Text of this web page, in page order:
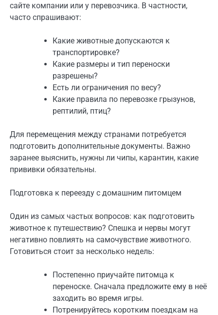
сайте компании или у перевозчика. В частности,
часто спрашивают:
Какие животные допускаются к
транспортировке?
Какие размеры и тип переноски
разрешены?
Есть ли ограничения по весу?
Какие правила по перевозке грызунов,
рептилий, птиц?
Для перемещения между странами потребуется
подготовить дополнительные документы. Важно
заранее выяснить, нужны ли чипы, карантин, какие
прививки обязательны.
Подготовка к переезду с домашним питомцем
Один из самых частых вопросов: как подготовить
животное к путешествию? Спешка и нервы могут
негативно повлиять на самочувствие животного.
Готовиться стоит за несколько недель:
Постепенно приучайте питомца к
переноске. Сначала предложите ему в неё
заходить во время игры.
Потренируйтесь коротким поездкам на